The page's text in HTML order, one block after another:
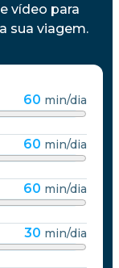
vídeo para
sua viagem.
60 min/dia
60 min/dia
60 min/dia
30 min/dia